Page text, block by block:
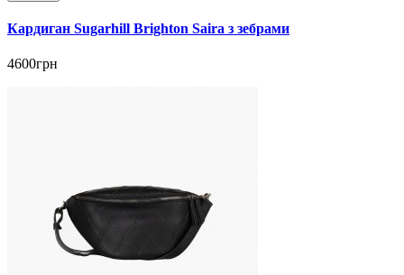
Кардиган Sugarhill Brighton Saira з зебрами
4600грн